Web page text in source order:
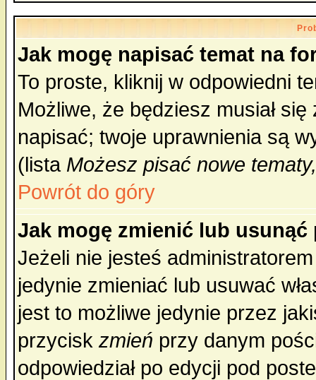
Jak mogę napisać temat na
To proste, kliknij w odpowiedni
Możliwe, że będziesz musiał
napisać; twoje uprawnienia są
(lista Możesz pisać nowe
Powrót do góry
Jak mogę zmienić lub usunąć
Jeżeli nie jesteś
jedynie zmieniać lub usuwać
jest to możliwe jedynie przez
przycisk zmień przy danym
odpowiedział po edycji pod